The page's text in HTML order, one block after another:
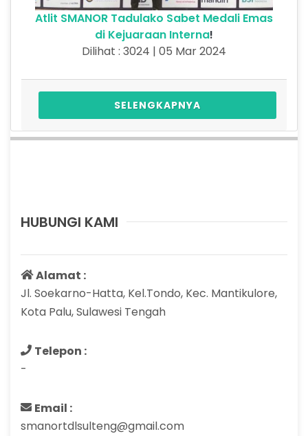
Atlit SMANOR Tadulako Sabet Medali Emas
di Kejuaraan Interna!
Dilihat : 3024 | 05 Mar 2024
SELENGKAPNYA
HUBUNGI KAMI
Alamat :
Jl. Soekarno-Hatta, Kel.Tondo, Kec. Mantikulore,
Kota Palu, Sulawesi Tengah
Telepon :
-
Email :
smanortdlsulteng@gmail.com